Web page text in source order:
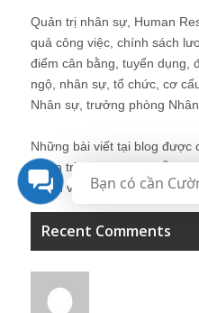
Quản trị nhân sự, Human
quả công việc, chính sách
điểm cân bằng, tuyển dụng,
ngộ, nhân sự, tổ chức, cơ
Nhân sự, trưởng phòng
Những bài viết tại blog được
Quản trị Nhân sự Nguyễn
thành viên khác trong cộng
Recent Comments
Bạn có cần